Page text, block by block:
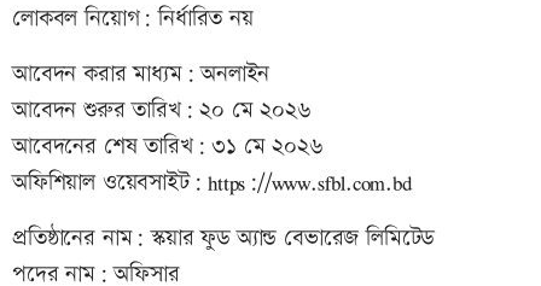
লোকবল নিয়োগ: নির্ধারিত নয়
আবেদন করার মাধ্যম: অনলাইন
আবেদন শুরুর তারিখ: ২০ মে ২০২৬
আবেদনের শেষ তারিখ: ৩১ মে ২০২৬
অফিশিয়াল ওয়েবসাইট: https://www.sfbl.com.bd
প্রতিষ্ঠানের নাম: স্কয়ার ফুড অ্যান্ড বেভারেজ লিমিটেড
পদের নাম: অফিসার